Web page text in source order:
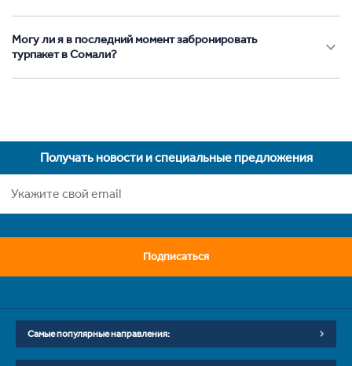
Могу ли я в последний момент забронировать
турпакет в Сомали?
Получать новости и специальные предложения
Подписаться
Самые популярные направления: